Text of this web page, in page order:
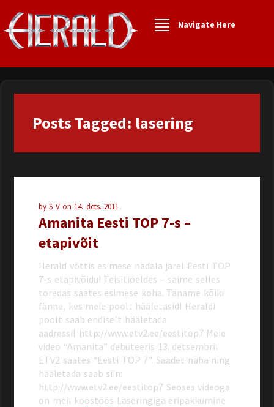
Navigate Here
Posts Tagged: lasering
byS V on 14. dets. 2011
Amanita Eesti TOP 7-s –
etapivõit
Herald võttis esimese nädala järel Eesti TOP
7-s etapivõidu! Teisitiöeldes – saime selles
toredas saates esimese koha. Täname kõiki
fänne, kes meie poolt hääletasid! Heraldi
poolt saab endiselt hääletada
aadressil http://www.etv2.ee/eestitop7 Meie
video “Amanita” debüteeris 13. detsembril
ETV2 saates “Eesti TOP 7”. Saadet näha ning
hääletada saab siin:
http://www.etv2.ee/eestitop7 Seoses videoga
on meil koostöös Laseringiga eripakkumine